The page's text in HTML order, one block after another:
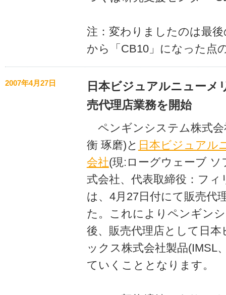
注：変わりましたのは最
から「CB10」になった点
2007年4月27日
日本ビジュアルニューメ
売代理店業務を開始
ペンギンシステム株式会
衡 琢磨)と 日本ビジュアル
会社(現:ローグウェーブ
式会社、代表取締役：フ
は、4月27日付にて販売代
た。これによりペンギン
後、販売代理店として日
ックス株式会社製品(IMSL
ていくこととなります。